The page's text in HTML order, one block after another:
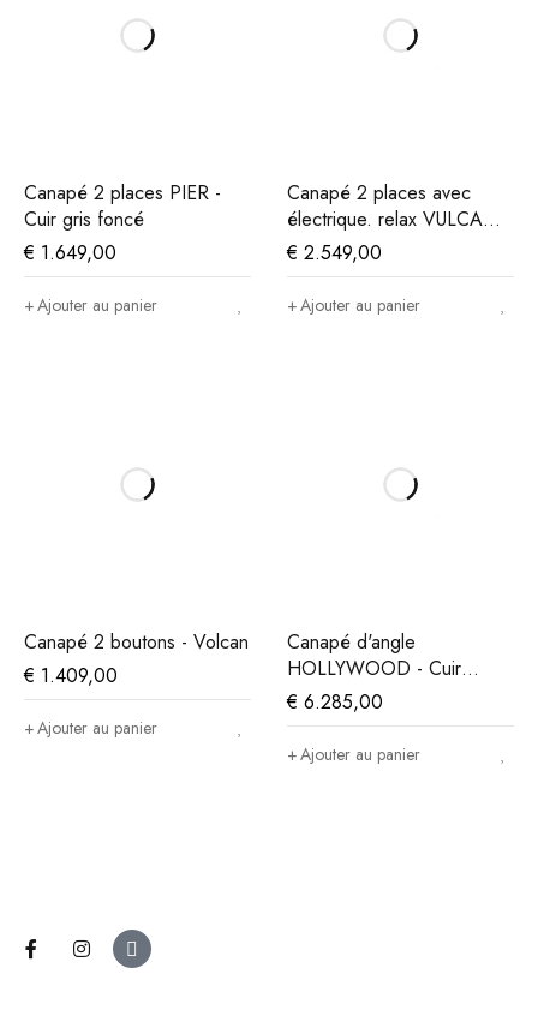
Canapé 2 places PIER -
Cuir gris foncé
€ 1.649,00
Ajouter au panier
Canapé 2 places avec
électrique. relax VULCANO
- Cuir beige
€ 2.549,00
Ajouter au panier
Canapé 2 boutons - Volcan
€ 1.409,00
Ajouter au panier
Canapé d'angle
HOLLYWOOD - Cuir
Cacao
€ 6.285,00
Ajouter au panier